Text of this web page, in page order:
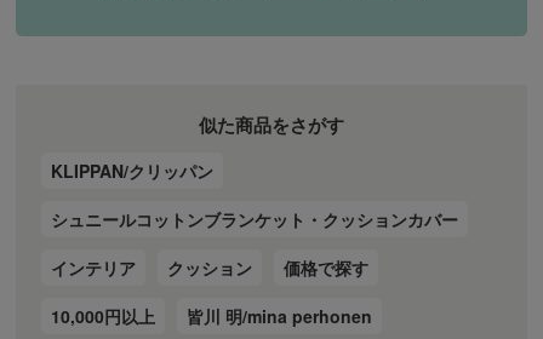
似た商品をさがす
KLIPPAN/クリッパン
シュニールコットンブランケット・クッションカバー
インテリア
クッション
価格で探す
10,000円以上
皆川 明/mina perhonen